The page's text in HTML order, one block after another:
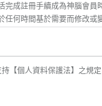
完成註冊手續成為神腦會員
任何時間基於需要而修改或
修改或變更後繼續使用神腦
不同意本服務條款內容之
適用時，您應立即停止使用
行銷時，可自行登入會員功
【個人資料保護法】之規